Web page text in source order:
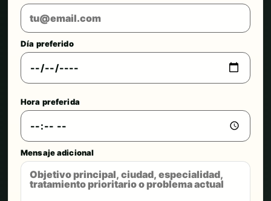
Día preferido
Hora preferida
Mensaje adicional